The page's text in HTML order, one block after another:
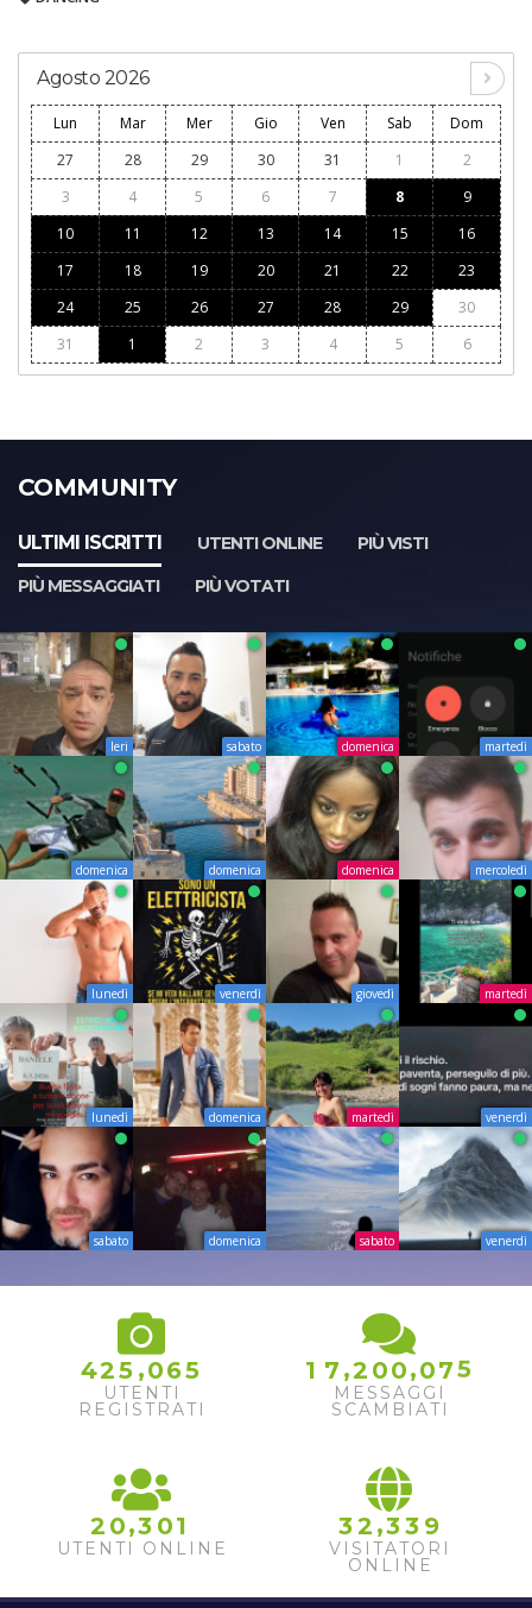
Agosto 2026
Lun Mar Mer Gio Ven Sab
Dom
27
28 29 30 31 1
2
3
4 5 6 7 8
9
10
11 12 13 14 15
16
17
18 19 20 21 22
23
24
25 26 27 28 29
30
31
1 2 3 4 5 6
COMMUNITY
ULTIMI ISCRITTI UTENTI ONLINE
PIÙ VISTI
PIÙ MESSAGGIATI
PIÙ VOTATI
Ieri sabato domenica martedì
domenica domenica domenica mercoledì
lunedì venerdì giovedì martedì
lunedì domenica martedì venerdì
sabato domenica sabato venerdì
425 ,065
UTENTI
REGISTRATI
1 7 ,2 00,07 5
6
MESSAGGI
SCAMBIATI
2 0,3 01
UTENTI ONLINE
32 ,33 9
VISITATORI
ONLINE